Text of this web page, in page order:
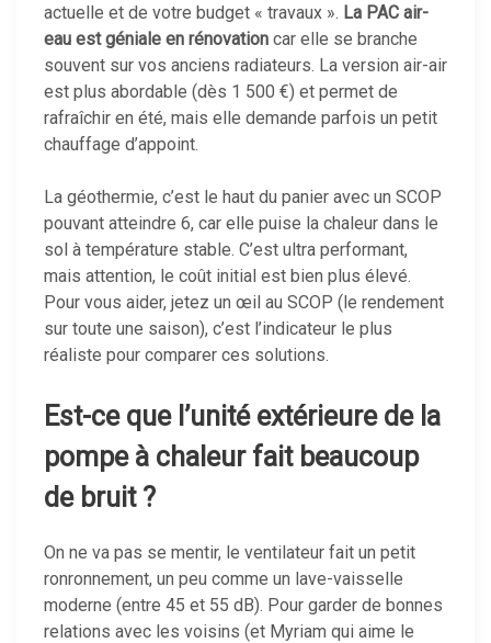
actuelle et de votre budget « travaux ». La PAC air-
eau est géniale en rénovation car elle se branche
souvent sur vos anciens radiateurs. La version air-air
est plus abordable (dès 1 500 €) et permet de
rafraîchir en été, mais elle demande parfois un petit
chauffage d’appoint.
La géothermie, c’est le haut du panier avec un SCOP
pouvant atteindre 6, car elle puise la chaleur dans le
sol à température stable. C’est ultra performant,
mais attention, le coût initial est bien plus élevé.
Pour vous aider, jetez un œil au SCOP (le rendement
sur toute une saison), c’est l’indicateur le plus
réaliste pour comparer ces solutions.
Est-ce que l’unité extérieure de la
pompe à chaleur fait beaucoup
de bruit ?
On ne va pas se mentir, le ventilateur fait un petit
ronronnement, un peu comme un lave-vaisselle
moderne (entre 45 et 55 dB). Pour garder de bonnes
relations avec les voisins (et Myriam qui aime le